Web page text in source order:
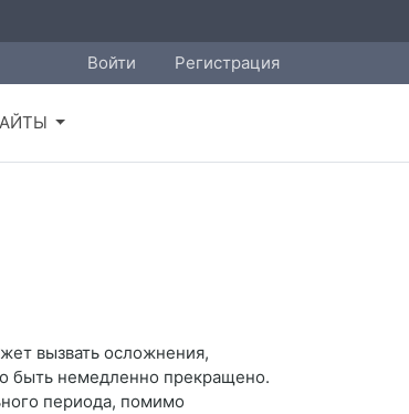
Войти Регистрация
вызвать осложнения,
быть немедленно прекращено.
периода, помимо